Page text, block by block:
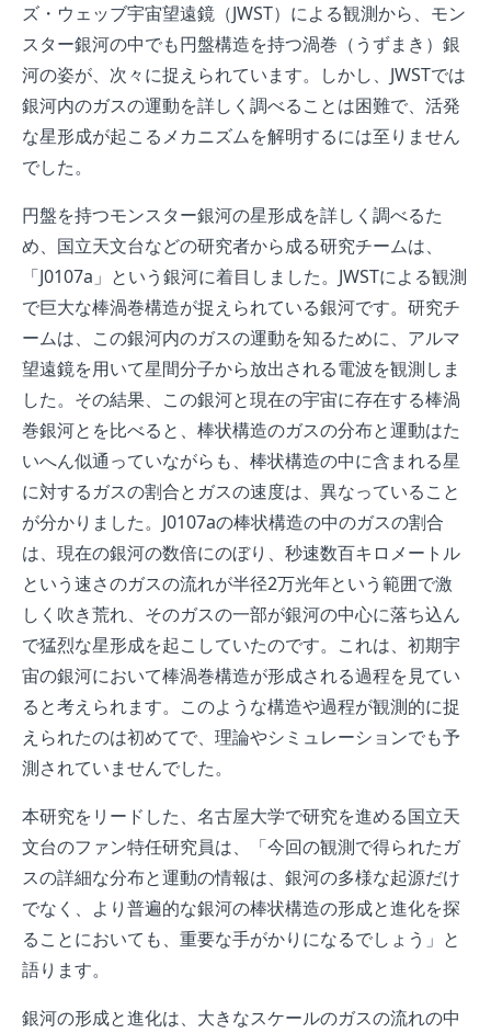
ズ・ウェッブ宇宙望遠鏡（JWST）による観測から、モン
スター銀河の中でも円盤構造を持つ渦巻（うずまき）銀
河の姿が、次々に捉えられています。しかし、JWSTでは
銀河内のガスの運動を詳しく調べることは困難で、活発
な星形成が起こるメカニズムを解明するには至りません
でした。
円盤を持つモンスター銀河の星形成を詳しく調べるた
め、国立天文台などの研究者から成る研究チームは、
「J0107a」という銀河に着目しました。JWSTによる観測
で巨大な棒渦巻構造が捉えられている銀河です。研究チ
ームは、この銀河内のガスの運動を知るために、アルマ
望遠鏡を用いて星間分子から放出される電波を観測しま
した。その結果、この銀河と現在の宇宙に存在する棒渦
巻銀河とを比べると、棒状構造のガスの分布と運動はた
いへん似通っていながらも、棒状構造の中に含まれる星
に対するガスの割合とガスの速度は、異なっていること
が分かりました。J0107aの棒状構造の中のガスの割合
は、現在の銀河の数倍にのぼり、秒速数百キロメートル
という速さのガスの流れが半径2万光年という範囲で激
しく吹き荒れ、そのガスの一部が銀河の中心に落ち込ん
で猛烈な星形成を起こしていたのです。これは、初期宇
宙の銀河において棒渦巻構造が形成される過程を見てい
ると考えられます。このような構造や過程が観測的に捉
えられたのは初めてで、理論やシミュレーションでも予
測されていませんでした。
本研究をリードした、名古屋大学で研究を進める国立天
文台のファン特任研究員は、「今回の観測で得られたガ
スの詳細な分布と運動の情報は、銀河の多様な起源だけ
でなく、より普遍的な銀河の棒状構造の形成と進化を探
ることにおいても、重要な手がかりになるでしょう」と
語ります。
銀河の形成と進化は、大きなスケールのガスの流れの中